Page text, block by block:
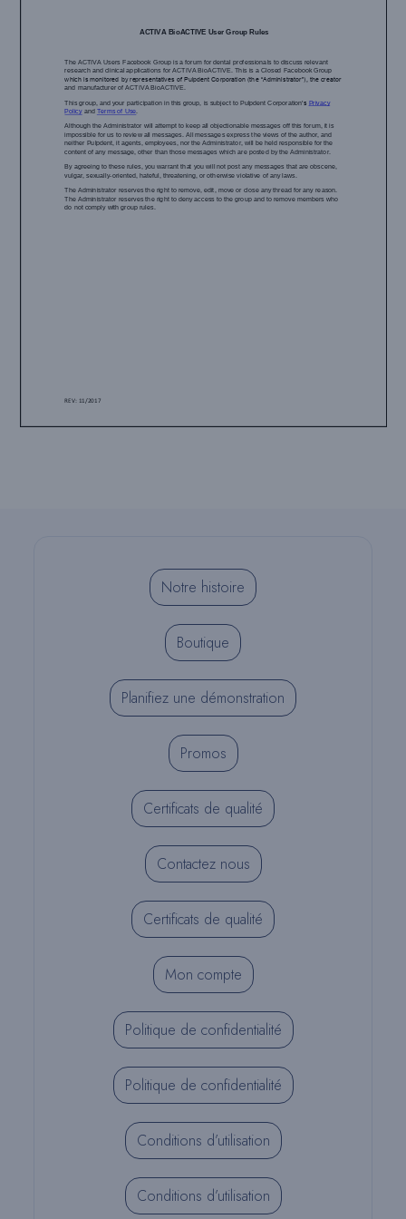
Notre histoire
Boutique
Planifiez une démonstration
Promos
Certificats de qualité
Contactez nous
Certificats de qualité
Mon compte
Politique de confidentialité
Politique de confidentialité
Conditions d’utilisation
Conditions d’utilisation